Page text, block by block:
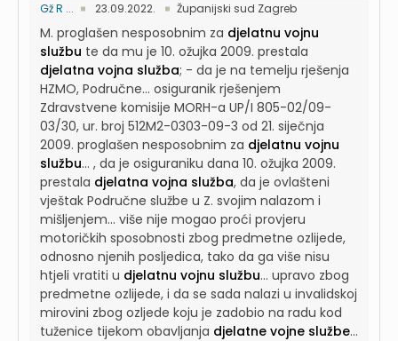
Gž R ... 23.09.2022. Županijski sud Zagreb
M. proglašen nesposobnim za djelatnu vojnu
službu te da mu je 10. ožujka 2009. prestala
djelatna vojna služba; - da je na temelju rješenja
HZMO, Područne... osiguranik rješenjem
Zdravstvene komisije MORH-a UP/I 805-02/09-
03/30, ur. broj 512M2-0303-09-3 od 21. siječnja
2009. proglašen nesposobnim za djelatnu vojnu
službu... , da je osiguraniku dana 10. ožujka 2009.
prestala djelatna vojna služba, da je ovlašteni
vještak Područne službe u Z. svojim nalazom i
mišljenjem... više nije mogao proći provjeru
motoričkih sposobnosti zbog predmetne ozlijede,
odnosno njenih posljedica, tako da ga više nisu
htjeli vratiti u djelatnu vojnu službu... upravo zbog
predmetne ozlijede, i da se sada nalazi u invalidskoj
mirovini zbog ozljede koju je zadobio na radu kod
tuženice tijekom obavljanja djelatne vojne službe...